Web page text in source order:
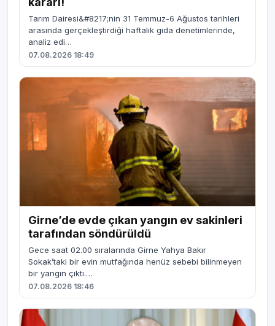
Tarım Dairesi&#8217;nin 31 Temmuz-6 Ağustos tarihleri
arasında gerçekleştirdiği haftalık gıda denetimlerinde,
analiz edi…
07.08.2026 18:49
Girne’de evde çıkan yangın ev sakinleri
tarafından söndürüldü
Gece saat 02.00 sıralarında Girne Yahya Bakır
Sokak’taki bir evin mutfağında henüz sebebi bilinmeyen
bir yangın çıktı.…
07.08.2026 18:46